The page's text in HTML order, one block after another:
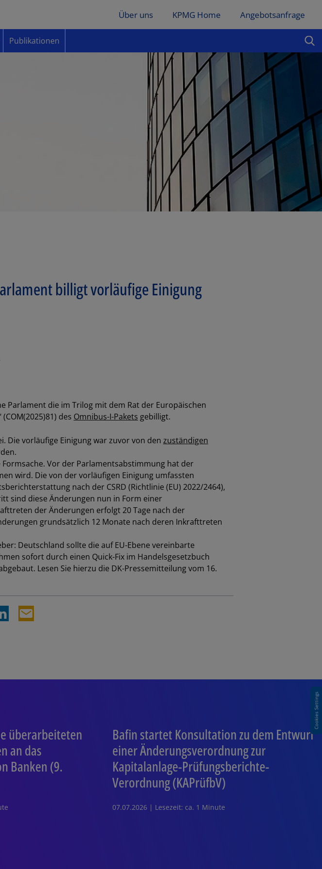
Cookies Settings
Über uns KPMG Home Angebotsanfrage
Publikationen
billigt vorläufige Einigung
Parlament die im Trilog mit dem Rat der Europäischen
des Omnibus-I-Pakets gebilligt.
Die vorläufige Einigung war zuvor von den zuständigen
Vor der Parlamentsabstimmung hat der
wird. Die von der vorläufigen Einigung umfassten
nach der CSRD (Richtlinie (EU) 2022/2464),
sind diese Änderungen nun in Form einer
der Änderungen erfolgt 20 Tage nach der
grundsätzlich 12 Monate nach deren Inkrafttreten
Deutschland sollte die auf EU-Ebene vereinbarte
sofort durch einen Quick-Fix im Handelsgesetzbuch
Lesen Sie hierzu die DK-Pressemitteilung vom 16.
überarbeiteten
an das
Banken (9.
Bafin startet Konsultation zu dem Entwurf
einer Änderungsverordnung zur
Kapitalanlage-Prüfungsberichte-
Verordnung (KAPrüfbV)
07.07.2026 | Lesezeit: ca. 1 Minute
Los